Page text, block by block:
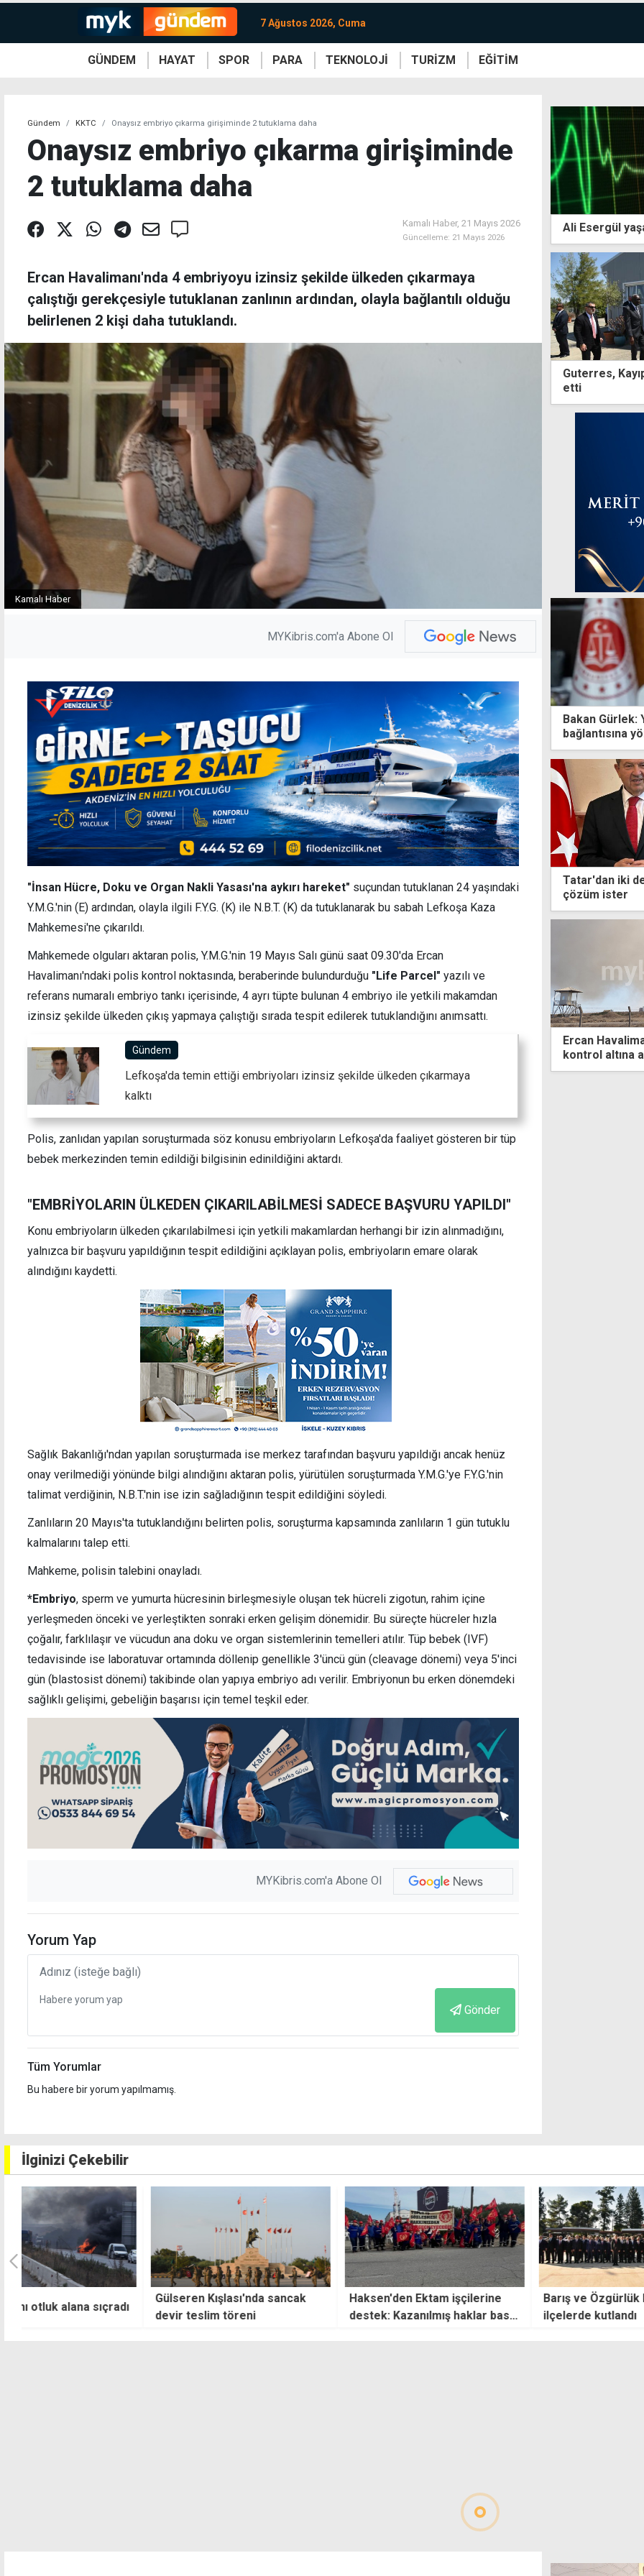
7 Ağustos 2026, Cuma
GÜNDEM HAYAT SPOR PARA TEKNOLOJİ TURİZM EĞİTİM
Gündem KKTC Onaysız embriyo çıkarma girişiminde 2 tutuklama daha
Onaysız embriyo çıkarma girişiminde
2 tutuklama daha
Kamalı Haber, 21 Mayıs 2026
Güncelleme: 21 Mayıs 2026
Ercan Havalimanı'nda 4 embriyoyu izinsiz şekilde ülkeden çıkarmaya
çalıştığı gerekçesiyle tutuklanan zanlının ardından, olayla bağlantılı olduğu
belirlenen 2 kişi daha tutuklandı.
Kamalı Haber
MYKibris.com'a Abone Ol
"İnsan Hücre, Doku ve Organ Nakli Yasası'na aykırı hareket" suçundan tutuklanan 24 yaşındaki
Y.M.G.'nin (E) ardından, olayla ilgili F.Y.G. (K) ile N.B.T. (K) da tutuklanarak bu sabah Lefkoşa Kaza
Mahkemesi'ne çıkarıldı.
Mahkemede olguları aktaran polis, Y.M.G.'nin 19 Mayıs Salı günü saat 09.30'da Ercan
Havalimanı'ndaki polis kontrol noktasında, beraberinde bulundurduğu "Life Parcel" yazılı ve
referans numaralı embriyo tankı içerisinde, 4 ayrı tüpte bulunan 4 embriyo ile yetkili makamdan
izinsiz şekilde ülkeden çıkış yapmaya çalıştığı sırada tespit edilerek tutuklandığını anımsattı.
Gündem
Lefkoşa'da temin ettiği embriyoları izinsiz şekilde ülkeden çıkarmaya
kalktı
Polis, zanlıdan yapılan soruşturmada söz konusu embriyoların Lefkoşa'da faaliyet gösteren bir tüp
bebek merkezinden temin edildiği bilgisinin edinildiğini aktardı.
"EMBRİYOLARIN ÜLKEDEN ÇIKARILABİLMESİ SADECE BAŞVURU YAPILDI"
Konu embriyoların ülkeden çıkarılabilmesi için yetkili makamlardan herhangi bir izin alınmadığını,
yalnızca bir başvuru yapıldığının tespit edildiğini açıklayan polis, embriyoların emare olarak
alındığını kaydetti.
Sağlık Bakanlığı'ndan yapılan soruşturmada ise merkez tarafından başvuru yapıldığı ancak henüz
onay verilmediği yönünde bilgi alındığını aktaran polis, yürütülen soruşturmada Y.M.G.'ye F.Y.G.'nin
talimat verdiğinin, N.B.T.'nin ise izin sağladığının tespit edildiğini söyledi.
Zanlıların 20 Mayıs'ta tutuklandığını belirten polis, soruşturma kapsamında zanlıların 1 gün tutuklu
kalmalarını talep etti.
Mahkeme, polisin talebini onayladı.
*Embriyo, sperm ve yumurta hücresinin birleşmesiyle oluşan tek hücreli zigotun, rahim içine
yerleşmeden önceki ve yerleştikten sonraki erken gelişim dönemidir. Bu süreçte hücreler hızla
çoğalır, farklılaşır ve vücudun ana doku ve organ sistemlerinin temelleri atılır. Tüp bebek (IVF)
tedavisinde ise laboratuvar ortamında döllenip genellikle 3'üncü gün (cleavage dönemi) veya 5'inci
gün (blastosist dönemi) takibinde olan yapıya embriyo adı verilir. Embriyonun bu erken dönemdeki
sağlıklı gelişimi, gebeliğin başarısı için temel teşkil eder.
MYKibris.com'a Abone Ol
Yorum Yap
Gönder
Tüm Yorumlar
Bu habere bir yorum yapılmamış.
Ali Esergül
Guterres,
etti
Bakan Gürlek:
bağlantısına
Tatar'dan iki
çözüm ister
KSP'den Kıbrıs Komünist Partisi'nin
100'üncü kuruluş yıl dönümü dolayısıyla
bildiri
Serdarlı-
dönümlük
İlginizi Çekebilir
Gülseren Kışlası'nda sancak
devir teslim töreni
Haksen'den Ektam işçilerine
destek: Kazanılmış haklar baskı
Barış ve Özgürlük Bayramı
ilçelerde kutlandı
Alpet